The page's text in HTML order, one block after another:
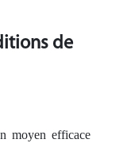
de
moyen efficace